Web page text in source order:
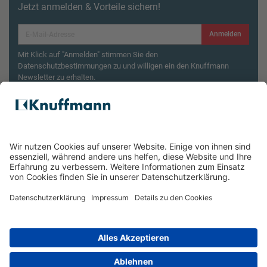
Jetzt anmelden & Vorteile sichern!
Anmelden
Mit Klick auf "Anmelden" stimmen Sie den
Datenschutzbestimmungen zu und willigen ein den Knuffmann
Newsletter zu erhalten.
Aktionsbedingungen¹
Wasserkocher